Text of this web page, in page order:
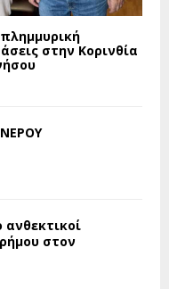
στην Κορινθία
ανθεκτικοί
στον